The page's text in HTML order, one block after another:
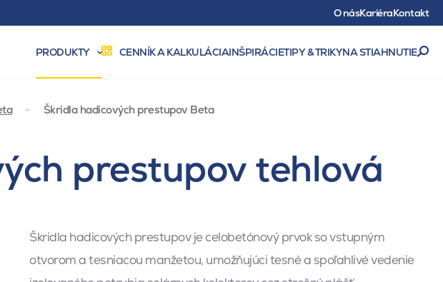
O násKariéraKontakt
PRODUKTY CENNÍK A KALKULÁCIAINŠPIRÁCIETIPY & TRIKYNA STIAHNUTIE
Škridla hadicových prestupov Beta
prestupov tehlová
Škridla hadicových prestupov je celobetónový prvok so vstupným
otvorom a tesniacou manžetou, umožňujúci tesné a spoľahlivé vedenie